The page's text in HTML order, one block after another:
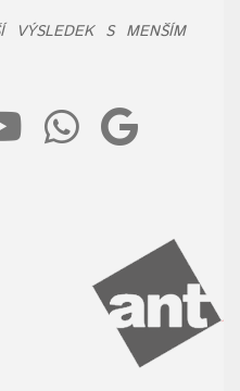
VÝSLEDEK S MENŠÍM